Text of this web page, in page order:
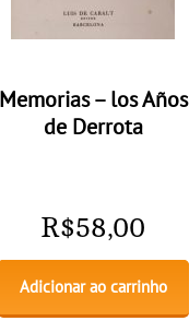
Memorias – los Años
de Derrota
R$58,00
Adicionar ao carrinho